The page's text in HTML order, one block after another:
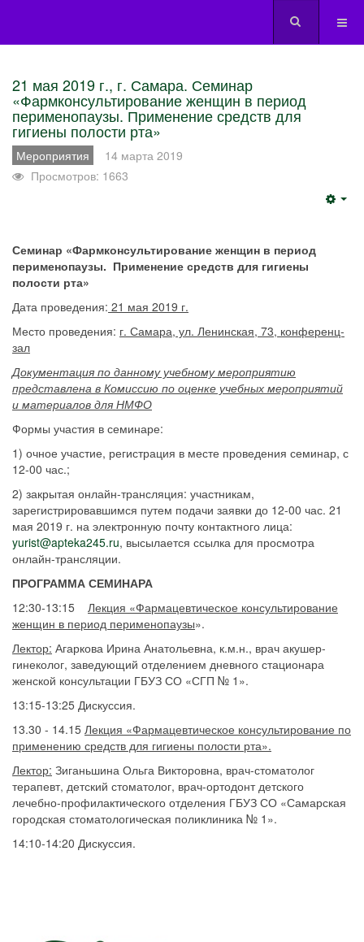
21 мая 2019 г., г. Самара. Семинар
«Фармконсультирование женщин в период
перименопаузы. Применение средств для
гигиены полости рта»
Мероприятия
14 марта 2019
Просмотров: 1663
Семинар «Фармконсультирование женщин в период
перименопаузы. Применение средств для гигиены
полости рта»
Дата проведения: 21 мая 2019 г.
Место проведения: г. Самара, ул. Ленинская, 73, конференц-
зал
Документация по данному учебному мероприятию
представлена в Комиссию по оценке учебных мероприятий
и материалов для НМФО
Формы участия в семинаре:
1) очное участие, регистрация в месте проведения семинар, с
12-00 час.;
2) закрытая онлайн-трансляция: участникам,
зарегистрировавшимся путем подачи заявки до 12-00 час. 21
мая 2019 г. на электронную почту контактного лица:
yurist@apteka245.ru, высылается ссылка для просмотра
онлайн-трансляции.
ПРОГРАММА СЕМИНАРА
12:30-13:15 Лекция «Фармацевтическое консультирование
женщин в период перименопаузы».
Лектор: Агаркова Ирина Анатольевна, к.м.н., врач акушер-
гинеколог, заведующий отделением дневного стационара
женской консультации ГБУЗ СО «СГП № 1».
13:15-13:25 Дискуссия.
13.30 - 14.15 Лекция «Фармацевтическое консультирование по
применению средств для гигиены полости рта».
Лектор: Зиганьшина Ольга Викторовна, врач-стоматолог
терапевт, детский стоматолог, врач-ортодонт детского
лечебно-профилактического отделения ГБУЗ СО «Самарская
городская стоматологическая поликлиника № 1».
14:10-14:20 Дискуссия.